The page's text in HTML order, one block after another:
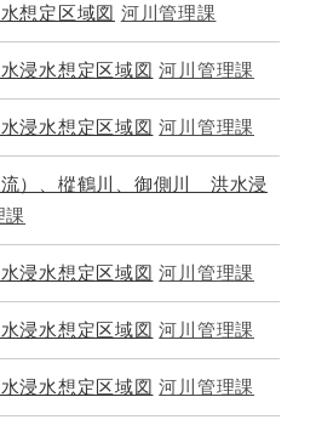
想定区域図 河川管理課
浸水想定区域図 河川管理課
浸水想定区域図 河川管理課
）、樅鶴川、御側川 洪水浸
課
浸水想定区域図 河川管理課
浸水想定区域図 河川管理課
浸水想定区域図 河川管理課